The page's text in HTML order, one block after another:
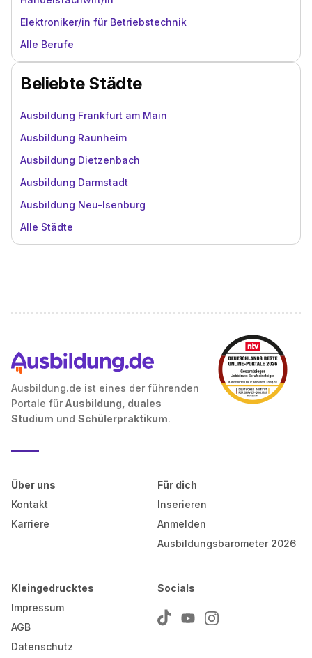
Elektroniker/in für Betriebstechnik
Alle Berufe
Beliebte Städte
Ausbildung Frankfurt am Main
Ausbildung Raunheim
Ausbildung Dietzenbach
Ausbildung Darmstadt
Ausbildung Neu-Isenburg
Alle Städte
Ausbildung.de ist eines der führenden
Portale für Ausbildung, duales
Studium und Schülerpraktikum.
Über uns
Kontakt
Karriere
Für dich
Inserieren
Anmelden
Ausbildungsbarometer 2026
Kleingedrucktes
Impressum
AGB
Datenschutz
Socials